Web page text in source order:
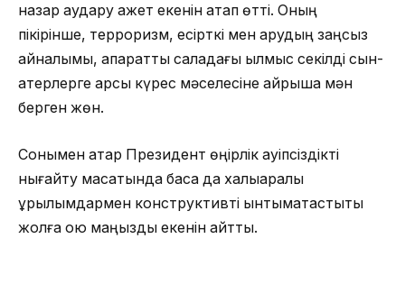
назар аудару қажет екенін атап өтті. Оның
пікірінше, терроризм, есірткі мен қарудың заңсыз
айналымы, ақпараттық саладағы қылмыс секілді сын-
қатерлерге қарсы күрес мәселесіне айрықша мән
берген жөн.
Сонымен қатар Президент өңірлік қауіпсіздікті
нығайту мақсатында басқа да халықаралық
құрылымдармен конструктивті ынтымақтастықты
жолға қою маңызды екенін айтты.